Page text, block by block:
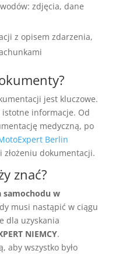
zdjęcia, dane
z opisem zdarzenia,
jest kluczowe.
istotne informacje. Od
medyczną, po
Berlin
dokumentacji.
znać?
samochodu w
musi nastąpić w ciągu
dla uzyskania
NIEMCY.
aby wszystko było